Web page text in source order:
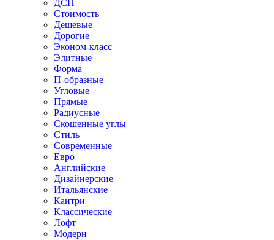
ДСП
Стоимость
Дешевые
Дорогие
Эконом-класс
Элитные
Форма
П-образные
Угловые
Прямые
Радиусные
Скошенные углы
Стиль
Современные
Евро
Английские
Дизайнерские
Итальянские
Кантри
Классические
Лофт
Модерн